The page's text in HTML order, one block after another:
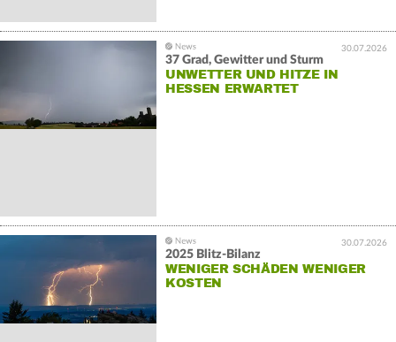
30.07.2026
37 Grad, Gewitter und Sturm
UNWETTER UND HITZE IN
HESSEN ERWARTET
30.07.2026
2025 Blitz-Bilanz
WENIGER SCHÄDEN WENIGER
KOSTEN